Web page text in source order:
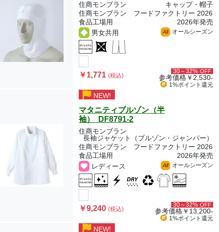
住商モンブラン
キャップ・帽子
住商モンブラン フードファクトリー 2026
食品工場用
2026年発売
男女共用
All オールシーズン
￥1,771(税込)
30～32% OFF
参考価格￥2,530-
1%ポイント 還元
NEW!
マタニティブルゾン（半
袖） DF8791-2
住商モンブラン
長袖ジャケット（ブルゾン・ジャンパー）
住商モンブラン フードファクトリー 2026
食品工場用
2026年発売
レディース
All オールシーズン
￥9,240(税込)
30～32% OFF
参考価格￥13,200-
1%ポイント 還元
NEW!